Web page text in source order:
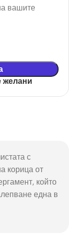
вашите
желани
с
корица от
който
една в